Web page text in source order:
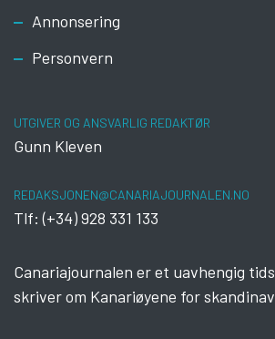
Footer
Annonsering
Personvern
UTGIVER OG ANSVARLIG REDAKTØR
Gunn Kleven
REDAKSJONEN@CANARIAJOURNALEN.NO
Tlf: (+34) 928 331 133
Canariajournalen er et uavhengig
skriver om Kanariøyene for